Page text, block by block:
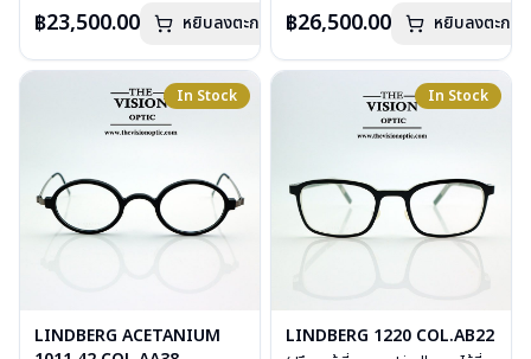
ฟรีตลอดอายุการใช้งาน
อักษร
บานพับ : ไม่มีน็อต
การรับประกัน : 3 ปี
฿23,500.00 หยิบลงตะกร้า
ฟรีตลอดอายุการใช้งาน
อักษร
บานพับ : ไม่มีน็อต
การรับประกัน : 3 ปี
฿26,500.00 หยิบลงตะกร้า
In Stock
LINDBERG ACETANIUM
In Stock
LINDBERG 1220 COL.AB22